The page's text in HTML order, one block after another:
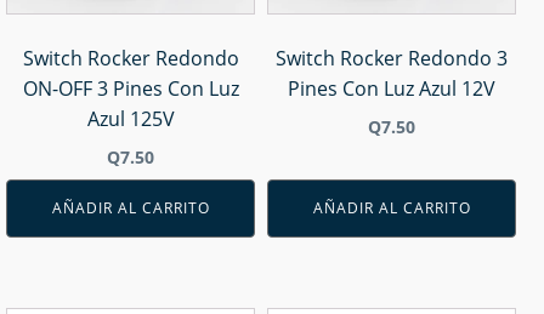
Switch Rocker Redondo
ON-OFF 3 Pines Con Luz
Azul 125V
Q7.50
AÑADIR AL CARRITO
Switch Rocker Redondo 3
Pines Con Luz Azul 12V
Q7.50
AÑADIR AL CARRITO